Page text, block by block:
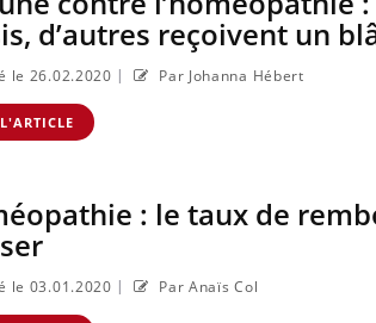
d’autres reçoivent un
le 26.02.2020 | Par Johanna Hébert
: le taux de
le 03.01.2020 | Par Anaïs Col
...
carence en fer sont multiples ce
...